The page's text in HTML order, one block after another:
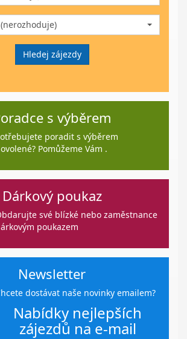
(nerozhoduje)
Hledej zájezdy
s výběrem
poradit s výběrem
Pomůžeme Vám .
Dárkový poukaz
své blízké nebo zaměstnance
poukazem
Newsletter
dostávat naše novinky emailem?
Nabídky nejlepších
zájezdů na e-mail